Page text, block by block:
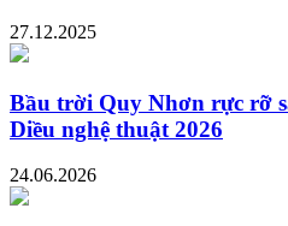
27.12.2025
Bầu trời Quy Nhơn rực rỡ
Diều nghệ thuật 2026
24.06.2026